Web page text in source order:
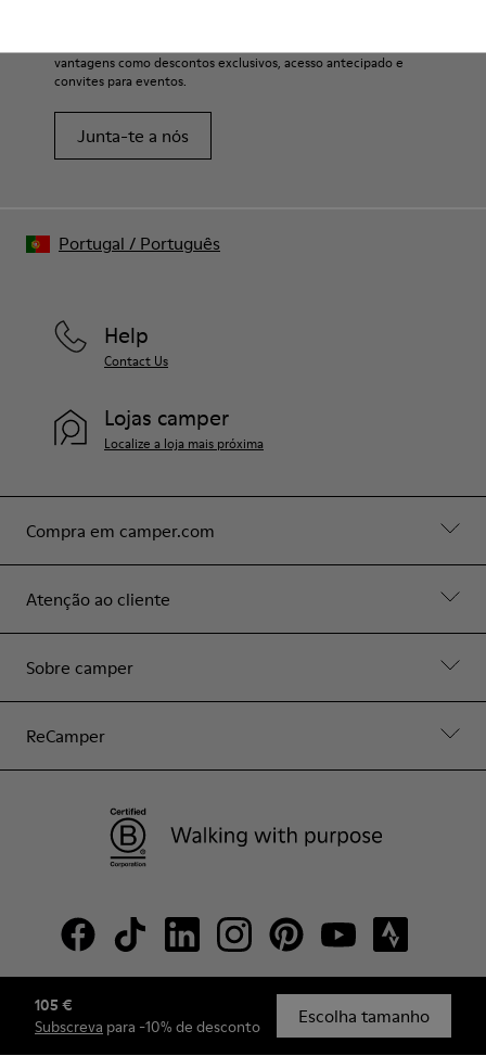
105 €
Subscreva para -10% de desconto Escolha tamanho
visita o nossoGuia de Cuidados para Sapatos.
vantagens como descontos exclusivos, acesso antecipado e
convites para eventos.
Junta-te a nós
Compra em camper.com
Atenção ao cliente
Sobre camper
ReCamper
Help
Contact Us
Lojas camper
Localize a loja mais próxima
© Camper, 2026
Portugal / Português